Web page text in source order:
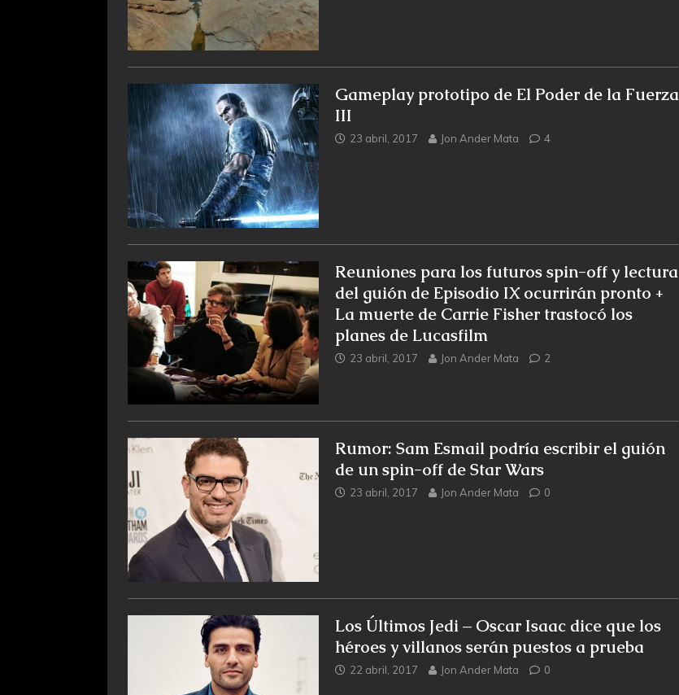
Gameplay prototipo de El Poder de la Fuerza
III
23 abril, 2017 Jon Ander Mata 4
Reuniones para los futuros spin-off y lectura
del guión de Episodio IX ocurrirán pronto +
La muerte de Carrie Fisher trastocó los
planes de Lucasfilm
23 abril, 2017 Jon Ander Mata 2
Rumor: Sam Esmail podría escribir el guión
de un spin-off de Star Wars
23 abril, 2017 Jon Ander Mata 0
Los Últimos Jedi – Oscar Isaac dice que los
héroes y villanos serán puestos a prueba
22 abril, 2017 Jon Ander Mata 0